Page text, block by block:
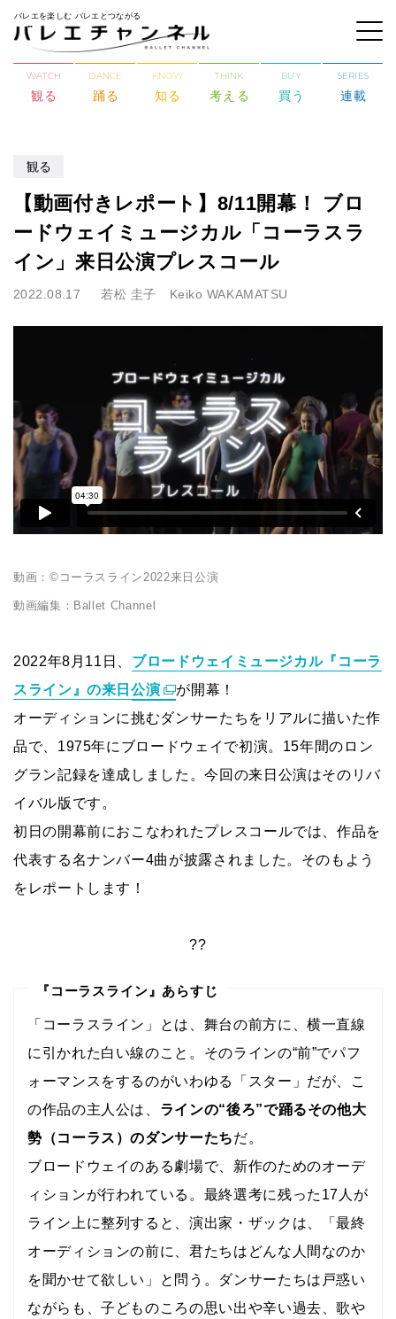
バレエを楽しむ バレエとつながる
WATCH
観る
DANCE
踊る
KNOW
知る
THINK
考える
BUY
買う
SERIES
連載
観る
【動画付きレポート】8/11開幕！ ブロ
ードウェイミュージカル「コーラスラ
イン」来日公演プレスコール
2022.08.17 若松 圭子 Keiko WAKAMATSU
動画：©コーラスライン2022来⽇公演
動画編集：Ballet Channel
2022年8月11日、 ブロードウェイミュージカル『コーラ
スライン』の来日公演
が開幕！
オーディションに挑むダンサーたちをリアルに描いた作
品で、1975年にブロードウェイで初演。15年間のロン
グラン記録を達成しました。今回の来日公演はそのリバ
イバル版です。
初日の開幕前におこなわれたプレスコールでは、作品を
代表する名ナンバー4曲が披露されました。そのもよう
をレポートします！
??
『コーラスライン』あらすじ
「コーラスライン」とは、舞台の前方に、横一直線
に引かれた白い線のこと。そのラインの“前”でパフ
ォーマンスをするのがいわゆる「スター」だが、こ
の作品の主人公は、 ラインの“後ろ”で踊るその他大
勢（コーラス）のダンサーたちだ。
ブロードウェイのある劇場で、新作のためのオーデ
ィションが行われている。最終選考に残った17人が
ライン上に整列すると、演出家・ザックは、「最終
オーディションの前に、君たちはどんな人間なのか
を聞かせて欲しい」と問う。ダンサーたちは戸惑い
ながらも、子どものころの思い出や辛い過去、歌や